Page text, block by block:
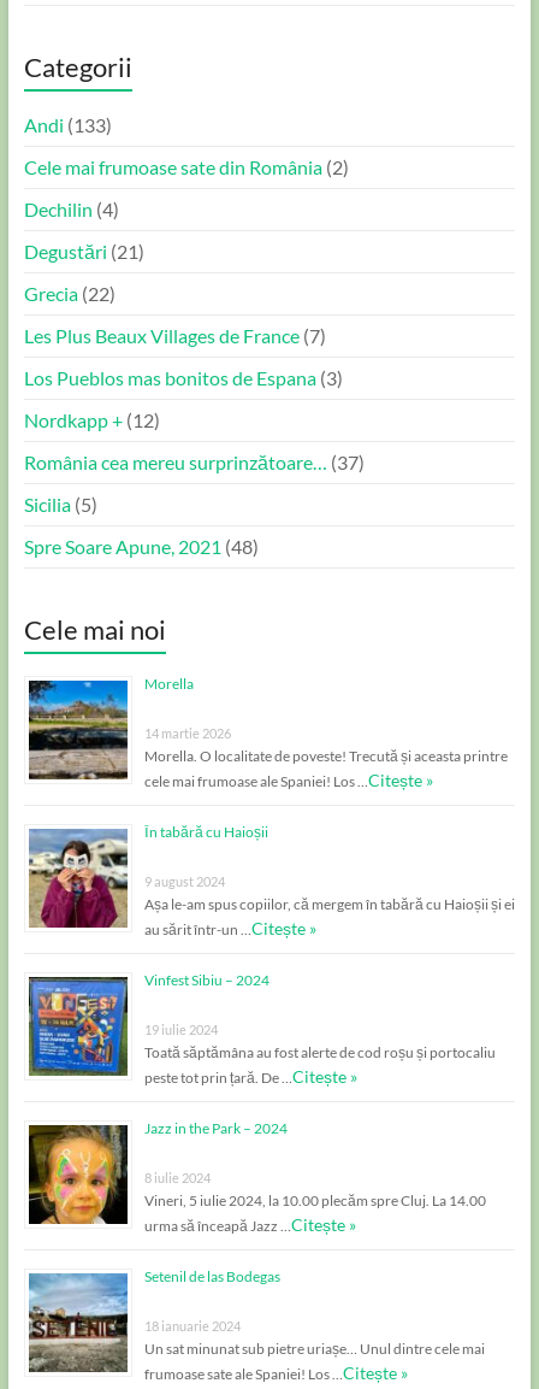
Categorii
Andi (133)
Cele mai frumoase sate din România(2)
Dechilin (4)
Degustări (21)
Grecia(22)
Les Plus Beaux Villages de France(7)
Los Pueblos mas bonitos de Espana(3)
Nordkapp +(12)
România cea mereu surprinzătoare… (37)
Sicilia(5)
Spre Soare Apune, 2021 (48)
Cele mai noi
Morella
14 martie 2026
Morella. O localitate de poveste! Trecută și aceasta printre
cele mai frumoase ale Spaniei! Los … Citește »
În tabără cu Haioșii
9 august 2024
Așa le-am spus copiilor, că mergem în tabără cu Haioșii și ei
au sărit într-un … Citește »
Vinfest Sibiu – 2024
19 iulie 2024
Toată săptămâna au fost alerte de cod roșu și portocaliu
peste tot prin țară. De … Citește »
Jazz in the Park – 2024
8 iulie 2024
Vineri, 5 iulie 2024, la 10.00 plecăm spre Cluj. La 14.00
urma să înceapă Jazz … Citește »
Setenil de las Bodegas
18 ianuarie 2024
Un sat minunat sub pietre uriașe… Unul dintre cele mai
frumoase sate ale Spaniei! Los … Citește »